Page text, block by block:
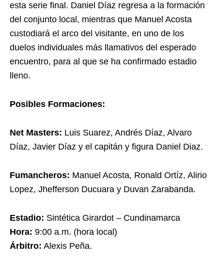
esta serie final. Daniel Díaz regresa a la formación
del conjunto local, mientras que Manuel Acosta
custodiará el arco del visitante, en uno de los
duelos individuales más llamativos del esperado
encuentro, para al que se ha confirmado estadio
lleno.
Posibles Formaciones:
Net Masters: Luis Suarez, Andrés Díaz, Alvaro
Díaz, Javier Díaz y el capitán y figura Daniel Diaz.
Fumancheros: Manuel Acosta, Ronald Ortíz, Alirio
Lopez, Jhefferson Ducuara y Duvan Zarabanda.
Estadio: Sintética Girardot – Cundinamarca
Hora: 9:00 a.m. (hora local)
Árbitro: Alexis Peña.